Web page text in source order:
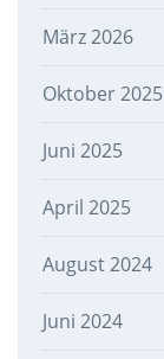
März 2026
Oktober 2025
Juni 2025
April 2025
August 2024
Juni 2024